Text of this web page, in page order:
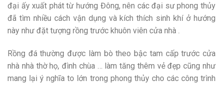
đại ấy xuất phát từ hướng Đông, nên các đại sư phong thủy
đã tìm nhiều cách vận dụng và kích thích sinh khí ở hướng
này như đặt tượng rồng trước khuôn viên cửa nhà .
Rồng đá thường được làm bò theo bậc tam cấp trước cửa
nhà nhà thờ họ, đình chùa … làm tăng thêm vẻ đẹp cũng như
mang lại ý nghĩa to lớn trong phong thủy cho các công trình